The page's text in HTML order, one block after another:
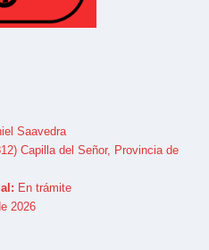
Saavedra
Capilla del Señor, Provincia de
En trámite
2026